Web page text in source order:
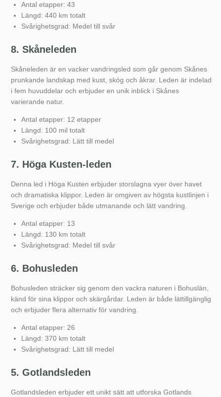
Antal etapper: 43
Längd: 440 km totalt
Svårighetsgrad: Medel till svår
8. Skåneleden
Skåneleden är en vacker vandringsled som går genom Skånes
prunkande landskap med kust, skóg och åkrar. Leden är indelad
i fem huvuddelar och erbjuder en unik inblick i Skånes
varierande natur.
Antal etapper: 12 etapper
Längd: 100 mil totalt
Svårighetsgrad: Lätt till medel
7. Höga Kusten-leden
Denna led i Höga Kusten erbjuder storslagna vyer över havet
och dramatiska klippor. Leden är omgiven av högsta kustlinjen i
Sverige och erbjuder både utmanande och lätt vandring.
Antal etapper: 13
Längd: 130 km totalt
Svårighetsgrad: Medel till svår
6. Bohusleden
Bohusleden sträcker sig genom den vackra naturen i Bohuslän,
känd för sina klippor och skärgårdar. Leden är både lättillgänglig
och erbjuder flera alternativ för vandring.
Antal etapper: 26
Längd: 370 km totalt
Svårighetsgrad: Lätt till medel
5. Gotlandsleden
Gotlandsleden erbjuder ett unikt sätt att utforska Gotlands